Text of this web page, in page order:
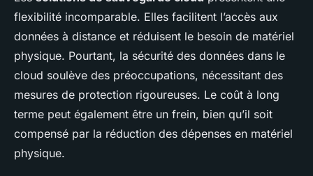
flexibilité incomparable. Elles facilitent l’accès aux
données à distance et réduisent le besoin de matériel
physique. Pourtant, la sécurité des données dans le
cloud soulève des préoccupations, nécessitant des
mesures de protection rigoureuses. Le coût à long
terme peut également être un frein, bien qu’il soit
compensé par la réduction des dépenses en matériel
physique.